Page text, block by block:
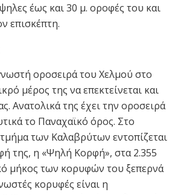
έως και 30 μ. οροφές του και
επισκέπτη.
οροσειρά του Χελμού στο
μέρος της να επεκτείνεται και
Ανατολικά της έχει την οροσειρά
το Παναχαϊκό όρος. Στο
των Καλαβρύτων εντοπίζεται
της, η «Ψηλή Κορφή», στα 2.355
μήκος των κορυφών του ξεπερνά
κορυφές είναι η